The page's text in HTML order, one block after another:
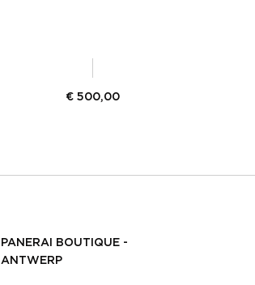
€ 500,00
PANERAI BOUTIQUE -
ANTWERP